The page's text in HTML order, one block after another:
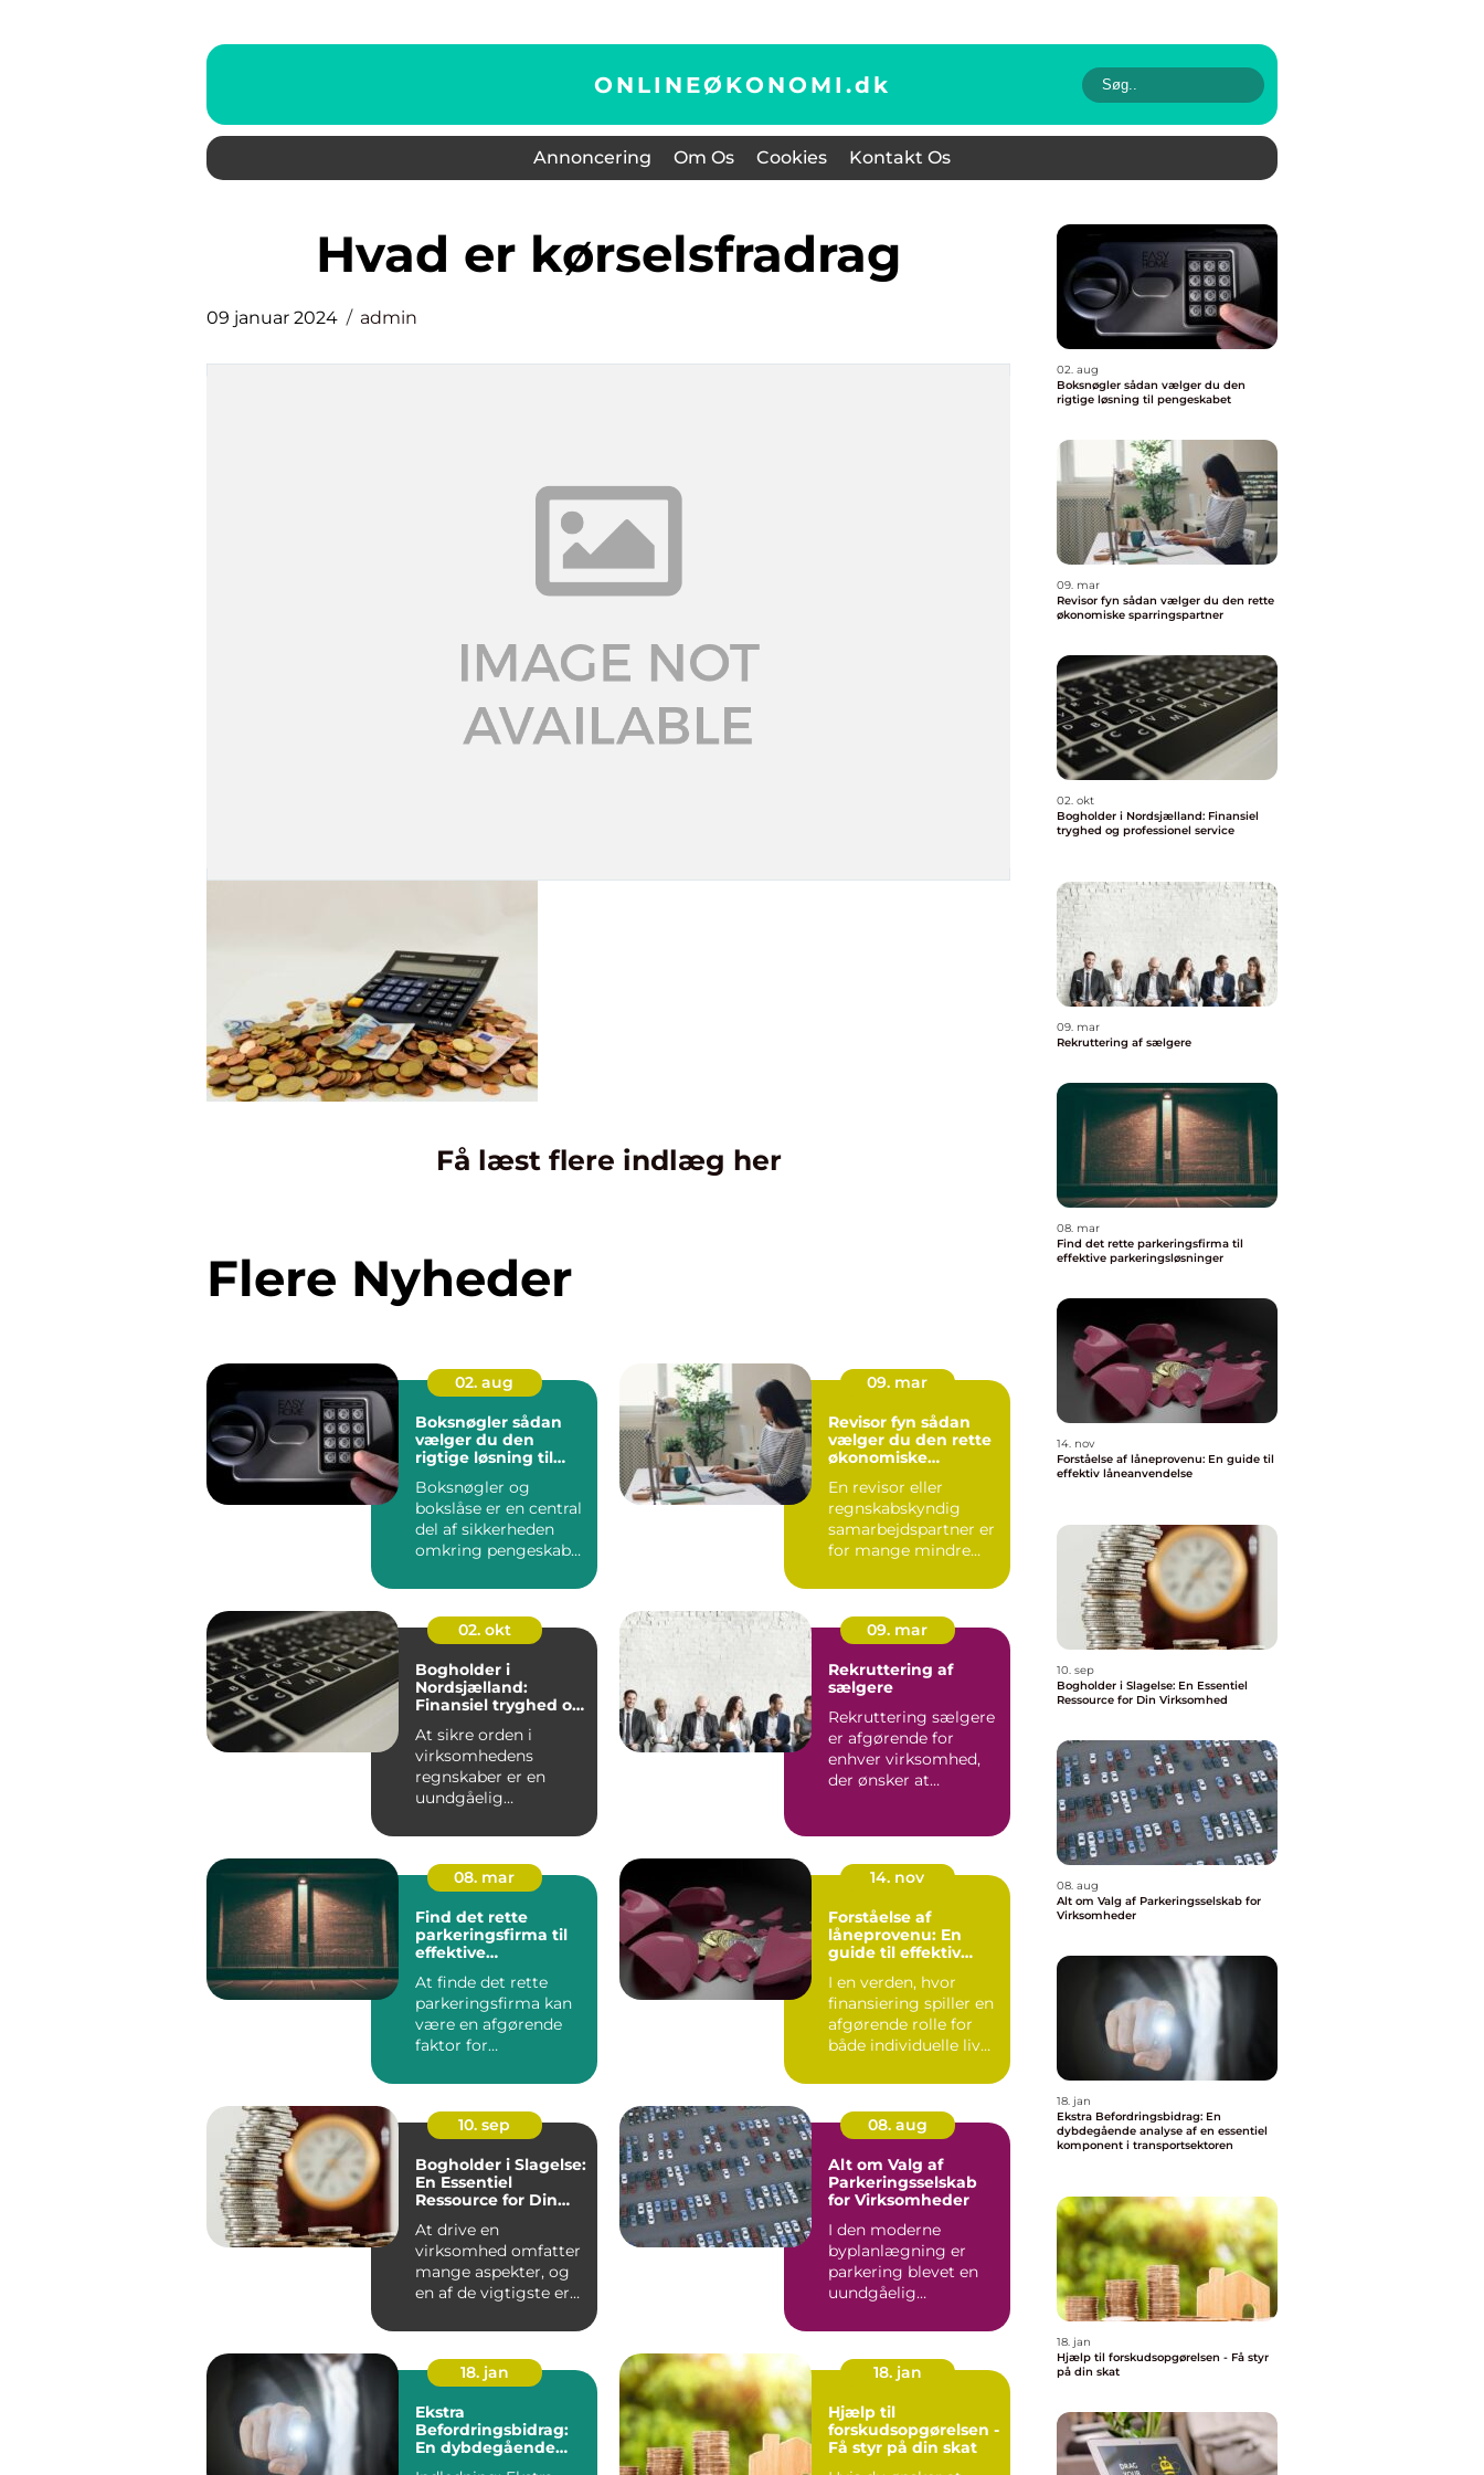
ONLINEØKONOMI.dk
Annoncering Om Os Cookies Kontakt Os
hvad er kørselsfradrag
09 januar 2024 admin
Få læst flere indlæg her
Flere Nyheder
02. aug
Boksnøgler sådan
vælger du den
rigtige løsning til
Boksnøgler og
bokslåse er en central
del af sikkerheden
omkring pengeskabe,
værd...
09. mar
Revisor fyn sådan
vælger du den rette
økonomiske
En revisor eller
regnskabskyndig
samarbejdspartner er
for mange mindre
forskellen på ro...
02. okt
Bogholder i
Nordsjælland:
Finansiel tryghed og
At sikre orden i
virksomhedens
regnskaber er en
uundgåelig
virke uoversk...
09. mar
Rekruttering af
sælgere
Rekruttering sælgere
er afgørende for
enhver virksomhed,
der ønsker at
08. mar
Find det rette
parkeringsfirma til
effektive
At finde det rette
parkeringsfirma kan
være en afgørende
faktor for
14. nov
Forståelse af
låneprovenu: En
guide til effektiv
I en verden, hvor
finansiering spiller en
afgørende rolle for
både individuelle liv
10. sep
Bogholder i Slagelse:
En Essentiel
Ressource for Din
At drive en
virksomhed omfatter
mange aspekter, og
en af de vigtigste er
økonomist...
08. aug
Alt om Valg af
Parkeringsselskab
for Virksomheder
I den moderne
byplanlægning er
parkering blevet en
uundgåelig
virks...
18. jan
Ekstra
Befordringsbidrag:
En dybdegående
18. jan
Hjælp til
forskudsopgørelsen -
Få styr på din skat
02. aug
Boksnøgler sådan vælger du den
rigtige løsning til pengeskabet
09. mar
Revisor fyn sådan vælger du den rette
økonomiske sparringspartner
02. okt
Bogholder i Nordsjælland: Finansiel
tryghed og professionel service
09. mar
Rekruttering af sælgere
08. mar
Find det rette parkeringsfirma til
effektive parkeringsløsninger
14. nov
Forståelse af låneprovenu: En guide til
effektiv låneanvendelse
10. sep
Bogholder i Slagelse: En Essentiel
Ressource for Din Virksomhed
08. aug
Alt om Valg af Parkeringsselskab for
Virksomheder
18. jan
Ekstra Befordringsbidrag: En
dybdegående analyse af en essentiel
komponent i transportsektoren
18. jan
Hjælp til forskudsopgørelsen - Få styr
på din skat